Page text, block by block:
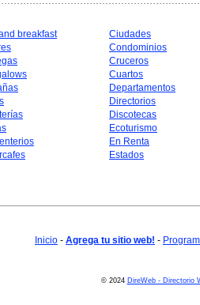
breakfast
Ciudades
Condominios
Cruceros
Cuartos
Departamentos
Directorios
Discotecas
Ecoturismo
En Renta
Estados
Inicio - Agrega tu sitio web! -
© 2024 DireWeb - Directorio